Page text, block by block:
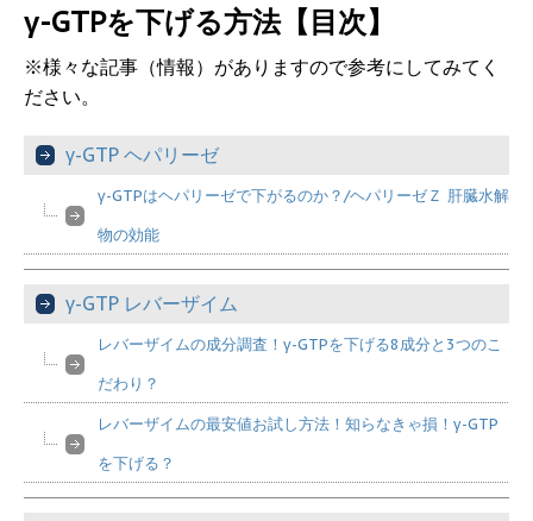
γ-GTPを下げる方法【目次】
※様々な記事（情報）がありますので参考にしてみてく
ださい。
γ-GTP ヘパリーゼ
γ-GTPはヘパリーゼで下がるのか？/ヘパリーゼＺ 肝臓水解
物の効能
γ-GTP レバーザイム
レバーザイムの成分調査！γ-GTPを下げる8成分と3つのこ
だわり？
レバーザイムの最安値お試し方法！知らなきゃ損！γ-GTP
を下げる？